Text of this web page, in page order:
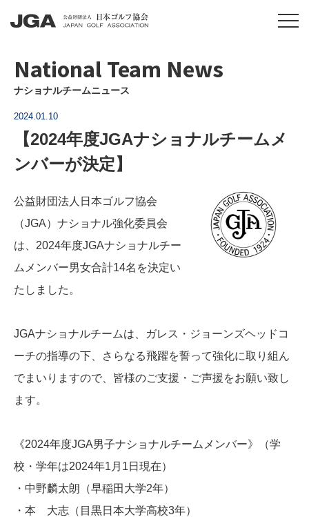
National Team News
ナショナルチームニュース
2024.01.10
【2024年度JGAナショナルチームメ
ンバーが決定】
公益財団法人日本ゴルフ協会
（JGA）ナショナル強化委員会
は、2024年度JGAナショナルチー
ムメンバー男女合計14名を決定い
たしました。
JGAナショナルチームは、ガレス・ジョーンズヘッドコ
ーチの指導の下、さらなる飛躍を誓って強化に取り組ん
でまいりますので、皆様のご支援・ご声援をお願い致し
ます。
《2024年度JGA男子ナショナルチームメンバー》（学
校・学年は2024年1月1日現在）
・中野麟太朗（早稲田大学2年）
・本 大志（目黒日本大学高校3年）